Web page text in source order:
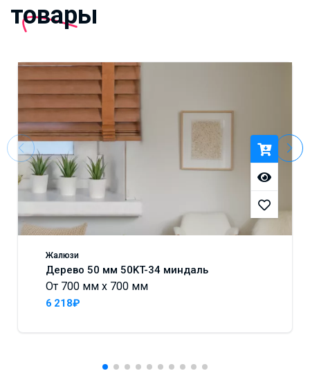
товары
Жалюзи
Дерево 50 мм 50KT-34 миндаль
От 700 мм x 700 мм
6 218₽